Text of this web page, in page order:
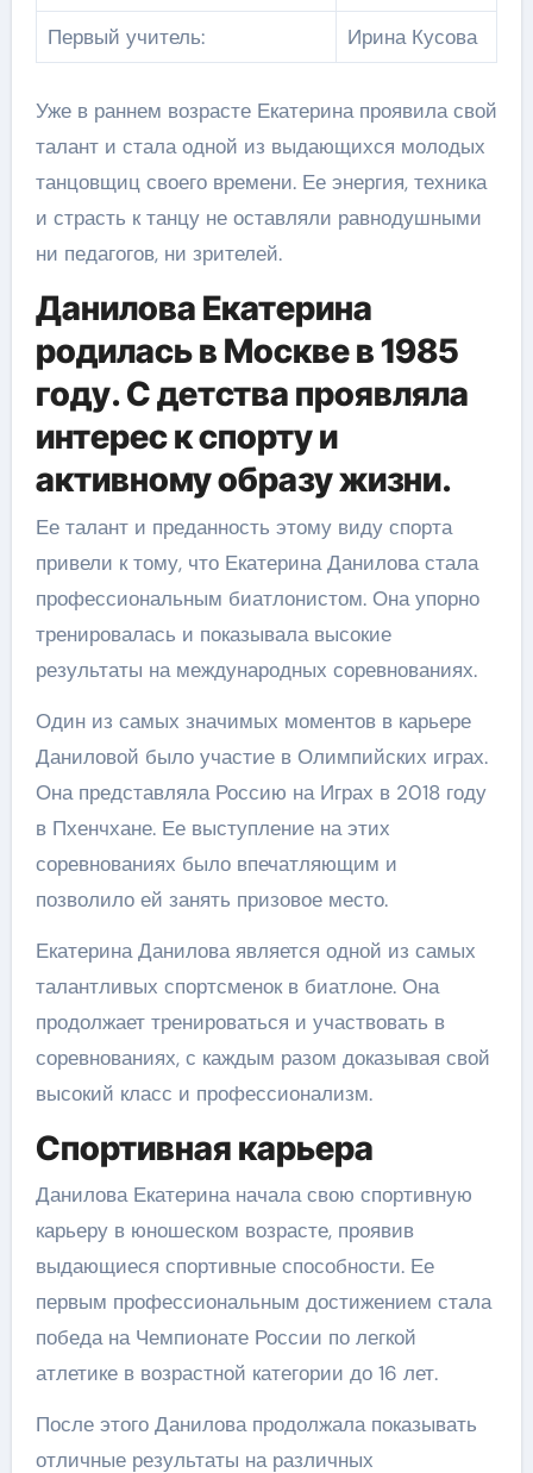
Первый учитель: Ирина Кусова
Уже в раннем возрасте Екатерина проявила свой
талант и стала одной из выдающихся молодых
танцовщиц своего времени. Ее энергия, техника
и страсть к танцу не оставляли равнодушными
ни педагогов, ни зрителей.
Данилова Екатерина
родилась в Москве в 1985
году. С детства проявляла
интерес к спорту и
активному образу жизни.
Ее талант и преданность этому виду спорта
привели к тому, что Екатерина Данилова стала
профессиональным биатлонистом. Она упорно
тренировалась и показывала высокие
результаты на международных соревнованиях.
Один из самых значимых моментов в карьере
Даниловой было участие в Олимпийских играх.
Она представляла Россию на Играх в 2018 году
в Пхенчхане. Ее выступление на этих
соревнованиях было впечатляющим и
позволило ей занять призовое место.
Екатерина Данилова является одной из самых
талантливых спортсменок в биатлоне. Она
продолжает тренироваться и участвовать в
соревнованиях, с каждым разом доказывая свой
высокий класс и профессионализм.
Спортивная карьера
Данилова Екатерина начала свою спортивную
карьеру в юношеском возрасте, проявив
выдающиеся спортивные способности. Ее
первым профессиональным достижением стала
победа на Чемпионате России по легкой
атлетике в возрастной категории до 16 лет.
После этого Данилова продолжала показывать
отличные результаты на различных